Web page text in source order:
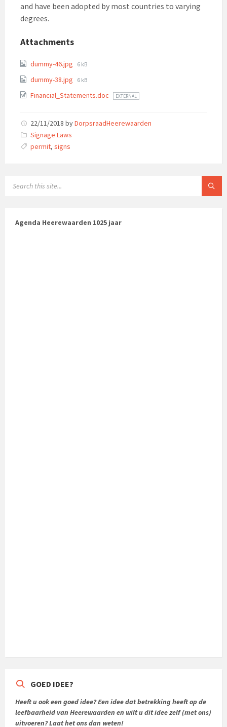
and have been adopted by most countries to varying
degrees.
Attachments
dummy-46.jpg 6 kB
dummy-38.jpg 6 kB
Financial_Statements.doc EXTERNAL
22/11/2018 byDorpsraadHeerewaarden
Categories:
Signage Laws
Tags:
permit, signs
Agenda Heerewaarden 1025 jaar
GOED IDEE?
Heeft u ook een goed idee? Een idee dat betrekking heeft op de
leefbaarheid van Heerewaarden en wilt u dit idee zelf (met ons)
uitvoeren? Laat het ons dan weten!